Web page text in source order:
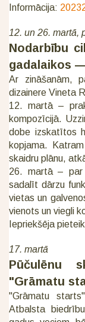
Informācija:
12. un 26. martā,
Nodarbību
gadalaikos
Ar zināšanām,
dizainere Vineta
12. martā –
kompozīcijā.
dobe izskatītos
kopjama.
skaidru plānu,
26. martā – par
sadalīt dārzu
vietas un
vienots un viegli
Iepriekšēja
17. martā
Pūčulēnu
"Grāmatu
"Grāmatu
Atbalsta